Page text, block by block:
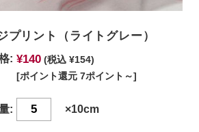
プリント（ライトグレー）
: ¥140 (税込 ¥154)
[ポイント還元 7ポイント～]
: ×10cm